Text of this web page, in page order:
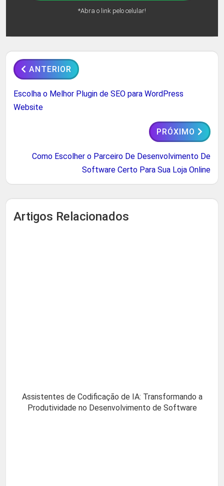
*Abra o link pelo celular!
ANTERIOR
Escolha o Melhor Plugin de SEO para WordPress
Website
PRÓXIMO
Como Escolher o Parceiro De Desenvolvimento De
Software Certo Para Sua Loja Online
Artigos Relacionados
Assistentes de Codificação de IA: Transformando a
Produtividade no Desenvolvimento de Software